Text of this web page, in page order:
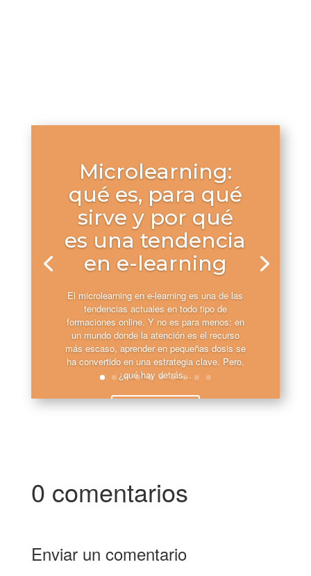
Microlearning:
qué es, para qué
sirve y por qué
es una tendencia
en e-learning
El microlearning en e-learning es una de las
tendencias actuales en todo tipo de
formaciones online. Y no es para menos: en
un mundo donde la atención es el recurso
más escaso, aprender en pequeñas dosis se
ha convertido en una estrategia clave. Pero,
¿qué hay detrás...
Leer más
0 comentarios
Enviar un comentario